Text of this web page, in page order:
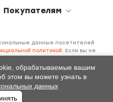
Покупателям
данные посетителей
политикой. Если вы не
обрабатываемые вашим
этом вы можете узнать в
данных